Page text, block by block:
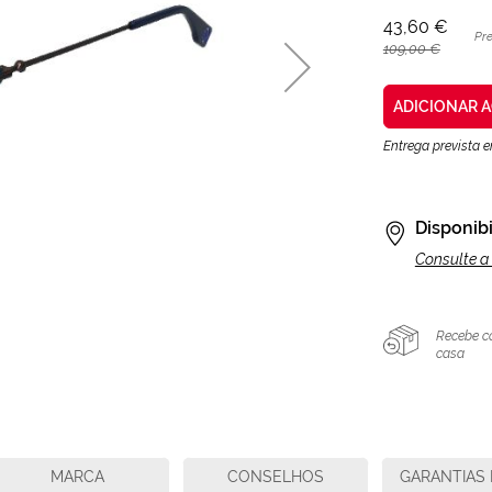
43,60 €
109,00 €
ADICIONAR
Entrega prevista
Consulte
Recebe
casa
MARCA CONSELHOS GARANTIAS